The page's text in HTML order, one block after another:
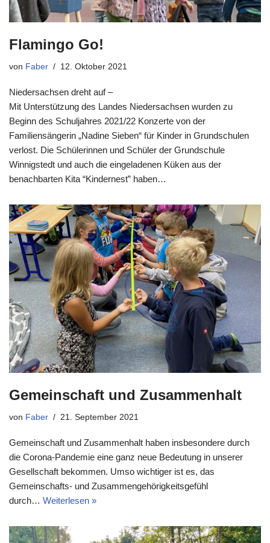
Flamingo Go!
von Faber 12. Oktober 2021
Niedersachsen dreht auf –
Mit Unterstützung des Landes Niedersachsen wurden zu
Beginn des Schuljahres 2021/22 Konzerte von der
Familiensängerin „Nadine Sieben“ für Kinder in Grundschulen
verlost. Die Schülerinnen und Schüler der Grundschule
Winnigstedt und auch die eingeladenen Küken aus der
benachbarten Kita “Kindernest” haben…
Gemeinschaft und Zusammenhalt
von Faber 21. September 2021
Gemeinschaft und Zusammenhalt haben insbesondere durch
die Corona-Pandemie eine ganz neue Bedeutung in unserer
Gesellschaft bekommen. Umso wichtiger ist es, das
Gemeinschafts- und Zusammengehörigkeitsgefühl
durch… Weiterlesen »